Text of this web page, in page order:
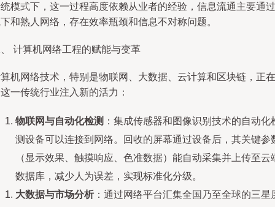
模式下，这一过程高度依赖从业者的经验，信息流通主要通过
和熟人网络，存在效率瓶颈和信息不对称问题。
计算机网络工程的赋能与变革
机网络技术，特别是物联网、大数据、云计算和区块链，正在
一传统行业注入新的活力：
物联网与自动化检测 ：集成传感器和图像识别技术的自动化
测设备可以连接到网络。回收的屏幕通过设备后，其关键参
（显示效果、触摸响应、色准数据）能自动采集并上传至云
数据库，减少人为误差，实现标准化分级。
大数据与市场分析 ：通过网络平台汇集全国乃至全球的三星